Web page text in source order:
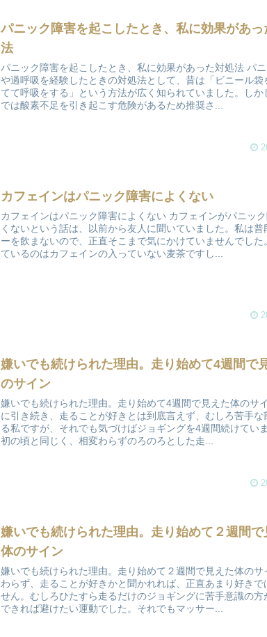
パニック障害を起こしたとき、私に効果があっ
法
パニック障害を起こしたとき、私に効果があった対処法 パ
や過呼吸を経験したときの対処法として、昔は「ビニール袋
てて呼吸をする」という方法が広く知られていました。しか
では酸素不足を引き起こす危険があるため推奨さ...
カフェインはパニック障害によくない
カフェインはパニック障害によくない カフェインがパニッ
くないという話は、以前から友人に聞いていました。私は普
ーを飲まないので、正直そこまで気にかけていませんでした
ているのはカフェインの入っていない麦茶ですし...
嫌いでも続けられた理由。走り始めて4週間で
のサイン
嫌いでも続けられた理由。走り始めて4週間で見えた体のサ
に引き続き、走ることが好きとは到底言えず、むしろ苦手な
る私ですが、それでも気づけばジョギングを4週間続けてい
初の頃と同じく、相変わらずのろのろとした走...
嫌いでも続けられた理由。走り始めて２週間で
体のサイン
嫌いでも続けられた理由。走り始めて２週間で見えた体のサ
わらず、走ることが好きかと聞かれれば、正直あまり好きで
せん。むしろひたすら走るだけのジョギングに苦手意識の方
できれば避けたい運動でした。それでもマッサー...